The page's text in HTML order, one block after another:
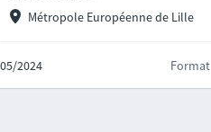
Métropole Européenne de Lille
2024 Format